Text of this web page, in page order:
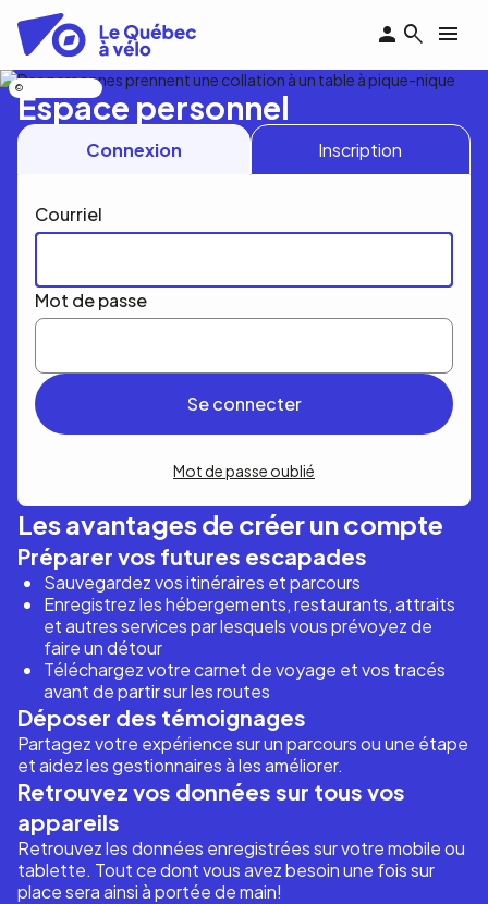
contenu
principal
Espace personnel
Connexion Inscription
Courriel
Mot de passe
Mot de passe oublié
Les avantages de créer un compte
Préparer vos futures escapades
Sauvegardez vos itinéraires et parcours
Enregistrez les hébergements, restaurants, attraits
et autres services par lesquels vous prévoyez de
faire un détour
Téléchargez votre carnet de voyage et vos tracés
avant de partir sur les routes
Déposer des témoignages
Partagez votre expérience sur un parcours ou une étape
et aidez les gestionnaires à les améliorer.
Retrouvez vos données sur tous vos
appareils
Retrouvez les données enregistrées sur votre mobile ou
tablette. Tout ce dont vous avez besoin une fois sur
place sera ainsi à portée de main!